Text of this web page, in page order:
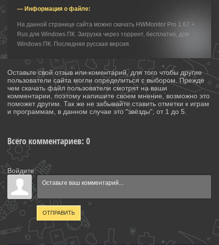
— Информация о файле:
На данной странице сайта можно скачать HWMonitor Pro 1.67 +
Rus для Windows ПК. Загрузка через торрент, бесплатно, для
Windows ПК. Последняя русская версия.
Оставьте свой отзыв или коментарий, для того чтобы другие
пользователи сайта могли определиться с выбором. Прежде
чем скачать файл пользователи смотрят на ваши
комментарии, поэтому напишите своем мнение, возможно это
поможет другим. Так же не забывайте ставить отметки к играм
и программам, в данном случае это "звёзды", от 1 до 5.
Всего комментариев: 0
Войдите:
ОТПРАВИТЬ